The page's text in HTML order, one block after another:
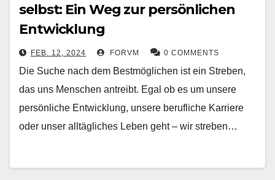
selbst: Ein Weg zur persönlichen
Entwicklung
FEB. 12, 2024 FORVM 0 COMMENTS
Die Suche nach dem Bestmöglichen ist ein Streben,
das uns Menschen antreibt. Egal ob es um unsere
persönliche Entwicklung, unsere berufliche Karriere
oder unser alltägliches Leben geht – wir streben…